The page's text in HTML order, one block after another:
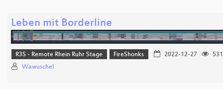
Leben mit Borderline
R3S - Remote Rhein Ruhr Stage FireShonks 2022-12-27
531
Wawuschel